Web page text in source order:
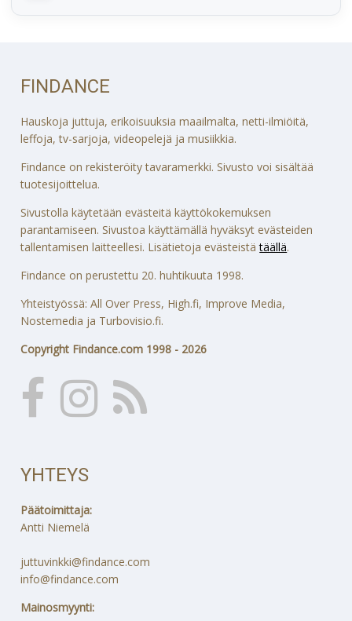
FINDANCE
Hauskoja juttuja, erikoisuuksia maailmalta, netti-ilmiöitä,
leffoja, tv-sarjoja, videopelejä ja musiikkia.
Findance on rekisteröity tavaramerkki. Sivusto voi sisältää
tuotesijoittelua.
Sivustolla käytetään evästeitä käyttökokemuksen
parantamiseen. Sivustoa käyttämällä hyväksyt evästeiden
tallentamisen laitteellesi. Lisätietoja evästeistätäällä.
Findance on perustettu 20. huhtikuuta 1998.
Yhteistyössä: All Over Press, High.fi, Improve Media,
Nostemedia ja Turbovisio.fi.
Copyright Findance.com 1998 - 2026
YHTEYS
Päätoimittaja:
Antti Niemelä
juttuvinkki@findance.com
info@findance.com
Mainosmyynti: